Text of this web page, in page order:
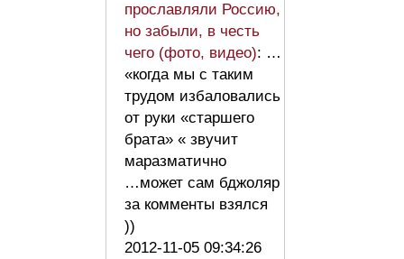
прославляли Россию,
но забыли, в честь
чего (фото, видео): …
«когда мы с таким
трудом избаловались
от руки «старшего
брата» « звучит
маразматично
…может сам бджоляр
за комменты взялся
))
2012-11-05 09:34:26